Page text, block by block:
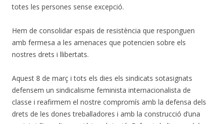
totes les persones sense excepció.
Hem de consolidar espais de resistència que responguen
amb fermesa a les amenaces que potencien sobre els
nostres drets i llibertats.
Aquest 8 de març i tots els dies els sindicats sotasignats
defensem un sindicalisme feminista internacionalista de
classe i reafirmem el nostre compromís amb la defensa dels
drets de les dones treballadores i amb la construcció d’una